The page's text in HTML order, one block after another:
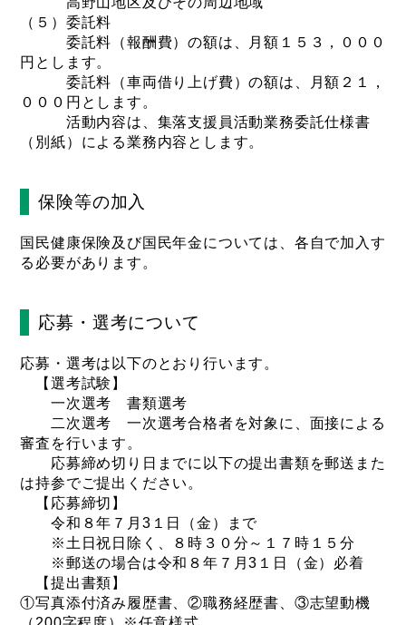
（５）委託料
委託料（報酬費）の額は、月額１５３，０００
円とします。
委託料（車両借り上げ費）の額は、月額２１，
０００円とします。
活動内容は、集落支援員活動業務委託仕様書
（別紙）による業務内容とします。
保険等の加入
国民健康保険及び国民年金については、各自で加入す
る必要があります。
応募・選考について
応募・選考は以下のとおり行います。
【選考試験】
一次選考 書類選考
二次選考 一次選考合格者を対象に、面接による
審査を行います。
応募締め切り日までに以下の提出書類を郵送また
は持参でご提出ください。
【応募締切】
令和８年７月3１日（金）まで
※土日祝日除く、８時３０分～１７時１５分
※郵送の場合は令和８年７月3１日（金）必着
【提出書類】
①写真添付済み履歴書、②職務経歴書、③志望動機